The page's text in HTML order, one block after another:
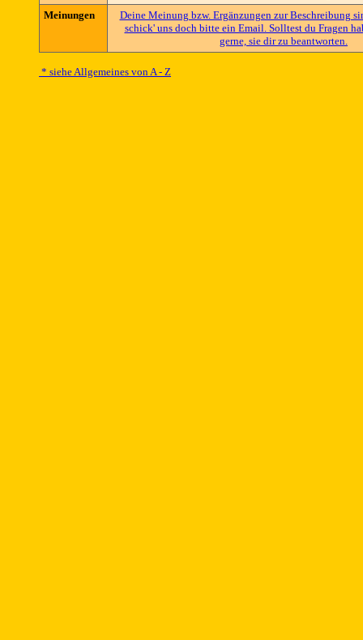
Meinungen
Deine Meinung bzw. Ergänzungen zur Beschreibung
schick' uns doch bitte ein Email. Solltest du Fragen
gerne, sie dir zu beantworten.
* siehe Allgemeines von A - Z